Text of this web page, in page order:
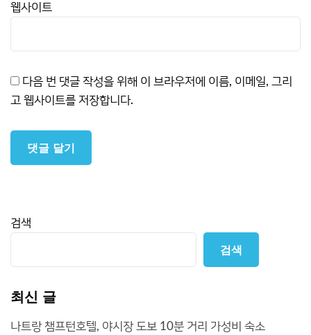
웹사이트
다음 번 댓글 작성을 위해 이 브라우저에 이름, 이메일, 그리
고 웹사이트를 저장합니다.
검색
검색
최신 글
나트랑 챔프턴호텔, 야시장 도보 10분 거리 가성비 숙소